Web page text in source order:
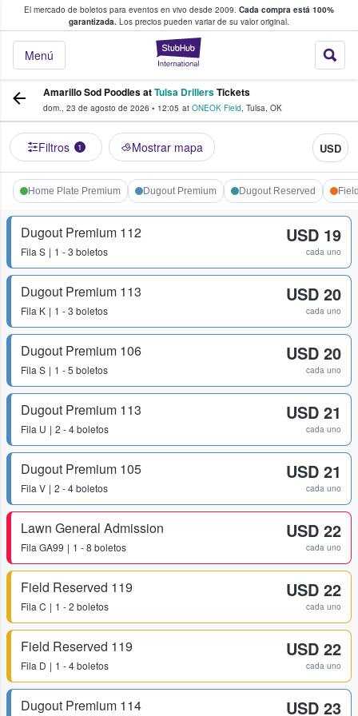
El mercado de boletos para eventos en vivo desde 2009. Cada compra está 100%
garantizada. Los precios pueden variar de su valor original.
StubHub: donde
Menú
fans compran y venden boletos
Amarillo Sod Poodles atTulsa DrillersTickets
dom., 23 de agosto de 2026 • 12:05 at ONEOK Field, Tulsa, OK
Filtros 1 Mostrar mapa USD
Home Plate Premium Dugout Premium Dugout Reserved
Dugout Premium 112
Fila S 1 - 3 boletos
USD 19
cada uno
Dugout Premium 113
Fila K 1 - 3 boletos
USD 20
cada uno
Dugout Premium 106
Fila S 1 - 5 boletos
USD 20
cada uno
Dugout Premium 113
Fila U 2 - 4 boletos
USD 21
cada uno
Dugout Premium 105
Fila V 2 - 4 boletos
USD 21
cada uno
Lawn General Admission
Fila GA99 1 - 8 boletos
USD 22
cada uno
Field Reserved 119
Fila C 1 - 2 boletos
USD 22
cada uno
Field Reserved 119
Fila D 1 - 4 boletos
USD 22
cada uno
Dugout Premium 114 USD 23